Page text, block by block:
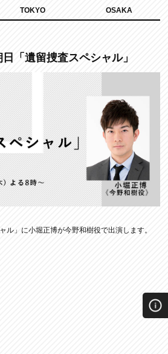
TOKYO OSAKA
日「遺留捜査スペシャル」
ル」に小堀正博が今野和樹役で出演します。